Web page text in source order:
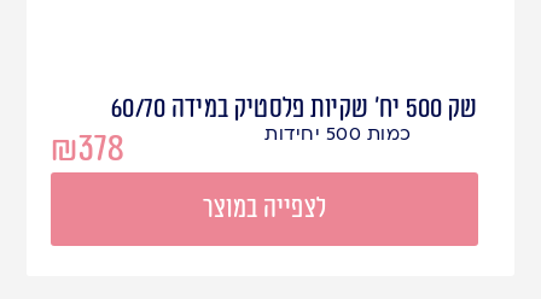
שק 500 יח' שקיות פלסטיק במידה 60/70
₪378 כמות 500 יחידות
לצפייה במוצר